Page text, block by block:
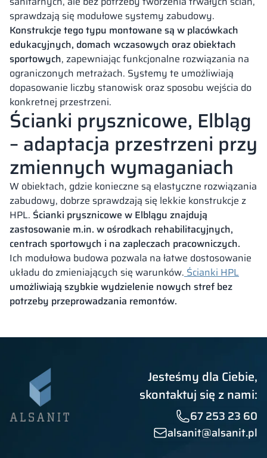
sprawdzają się modułowe systemy zabudowy.
Konstrukcje tego typu montowane są w placówkach
edukacyjnych, domach wczasowych oraz obiektach
sportowych, zapewniając funkcjonalne rozwiązania na
ograniczonych metrażach. Systemy te umożliwiają
dopasowanie liczby stanowisk oraz sposobu wejścia do
konkretnej przestrzeni.
Ścianki prysznicowe, Elbląg
– adaptacja przestrzeni przy
zmiennych wymaganiach
W obiektach, gdzie konieczne są elastyczne rozwiązania
zabudowy, dobrze sprawdzają się lekkie konstrukcje z
HPL. Ścianki prysznicowe w Elblągu znajdują
zastosowanie m.in. w ośrodkach rehabilitacyjnych,
centrach sportowych i na zapleczach pracowniczych.
Ich modułowa budowa pozwala na łatwe dostosowanie
układu do zmieniających się warunków.Ścianki HPL
umożliwiają szybkie wydzielenie nowych stref bez
potrzeby przeprowadzania remontów.
Jesteśmy dla Ciebie,
skontaktuj się z nami:
67 253 23 60
alsanit@alsanit.pl